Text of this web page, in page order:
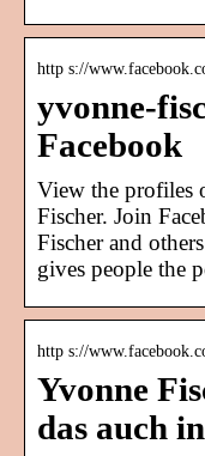
http s://
yvonne-
Facebook
View the profiles
Fischer. Join
Fischer and
gives people the
http s://
Yvonne
das auch